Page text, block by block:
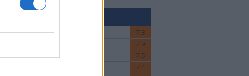
ΑN. ΣΤΕΡΕΑ-ATTIKH 7.8
7.9
7.5
7.4